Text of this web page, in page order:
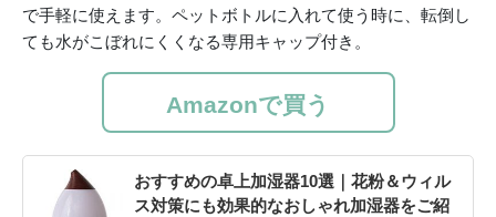
で手軽に使えます。ペットボトルに入れて使う時に、転倒し
ても水がこぼれにくくなる専用キャップ付き。
Amazonで買う
おすすめの卓上加湿器10選｜花粉＆ウィル
ス対策にも効果的なおしゃれ加湿器をご紹